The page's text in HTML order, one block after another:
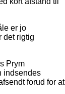
er jo
det rigtig
Prym
indsendes
forud for at